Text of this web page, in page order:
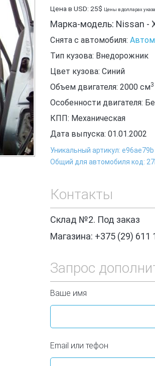
Цена в USD: 25$ Цены в долларах
Марка-модель: Nissan -
Снята с автомобиля:
Тип кузова: Внедорожник
Цвет кузова: Синий
Объем двигателя: 2000 см3
Особенности двигателя:
КПП: Механическая
Дата выпуска: 01.01.2002
Уникальный артикул: e96ae79b
Общий для автомобиля код:
Контакты
Склад №2. Под заказ
Магазина: +375 (29) 611
Запрос
Ваше имя
Email или тефон